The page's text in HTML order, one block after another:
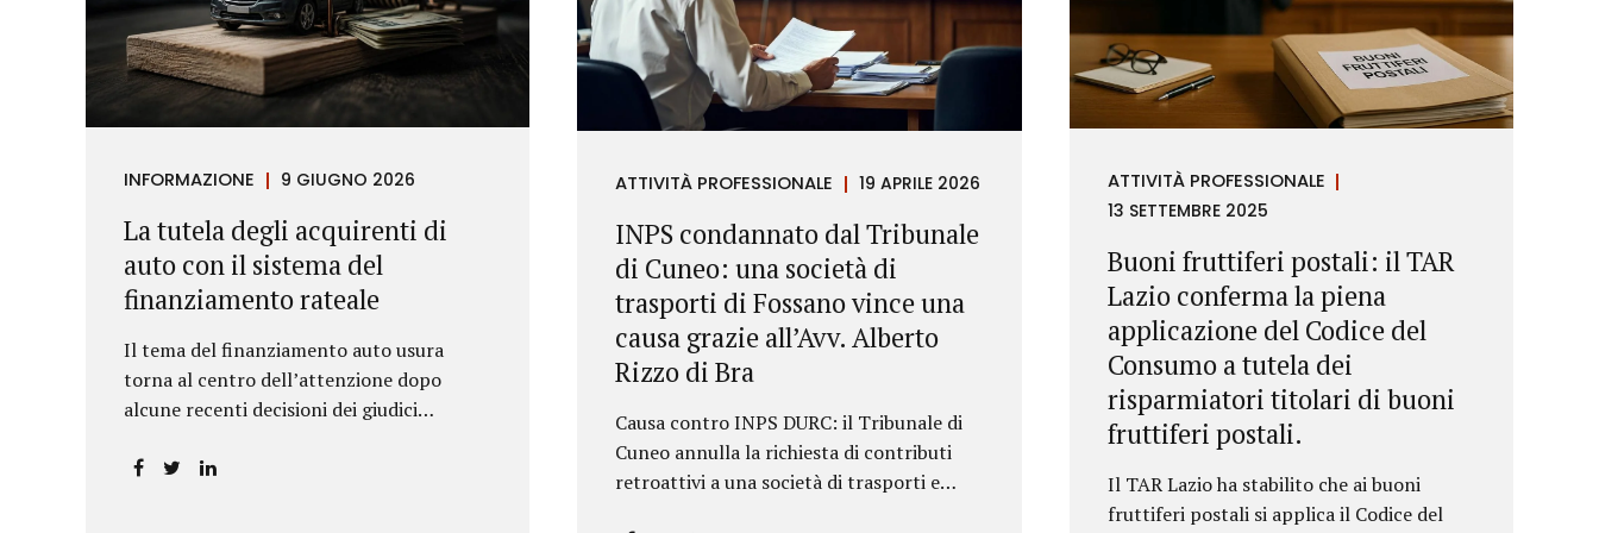
INFORMAZIONE 9 GIUGNO 2026
La tutela degli acquirenti di
auto con il sistema del
finanziamento rateale
Il tema del finanziamento auto usura
torna al centro dell’attenzione dopo
alcune recenti decisioni dei giudici
anche i costi assicurativi collegati al
ATTIVITÀ PROFESSIONALE 19 APRILE 2026
INPS condannato dal Tribunale
di Cuneo: una società di
trasporti di Fossano vince una
causa grazie all’Avv. Alberto
Rizzo di Bra
Causa contro INPS DURC: il Tribunale di
Cuneo annulla la richiesta di contributi
retroattivi a una società di trasporti e
ATTIVITÀ PROFESSIONALE
13 SETTEMBRE 2025
Buoni fruttiferi postali: il TAR
Lazio conferma la piena
applicazione del Codice del
Consumo a tutela dei
risparmiatori titolari di buoni
fruttiferi postali.
Il TAR Lazio ha stabilito che ai buoni
fruttiferi postali si applica il Codice del